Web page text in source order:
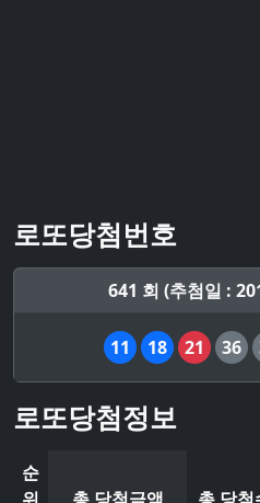
로또당첨번호
641 회 (추첨일 :
11 18 21 36
로또당첨정보
순